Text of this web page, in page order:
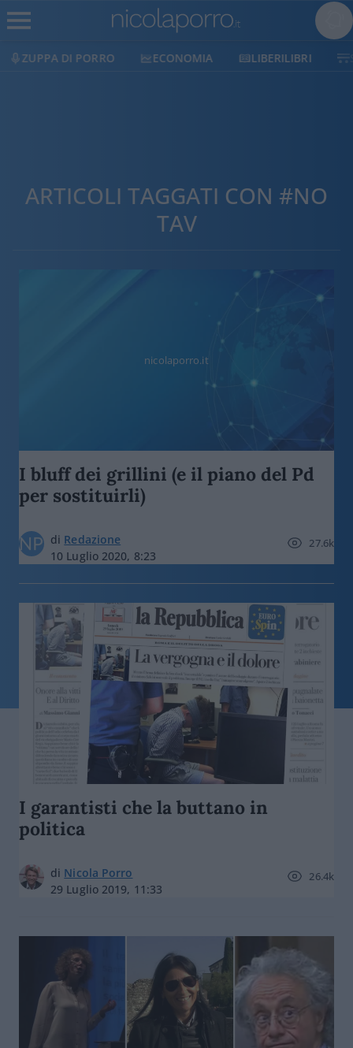
ECONOMIA LIBERILIBRI SHOP SOSTIENICI
ARTICOLI TAGGATI CON #NO
TAV
nicolaporro.it
I bluff dei grillini (e il piano del Pd
per sostituirli)
di Redazione
10 Luglio 2020, 8:23
27.6k
I garantisti che la buttano in
politica
di Nicola Porro
29 Luglio 2019, 11:33
26.4k